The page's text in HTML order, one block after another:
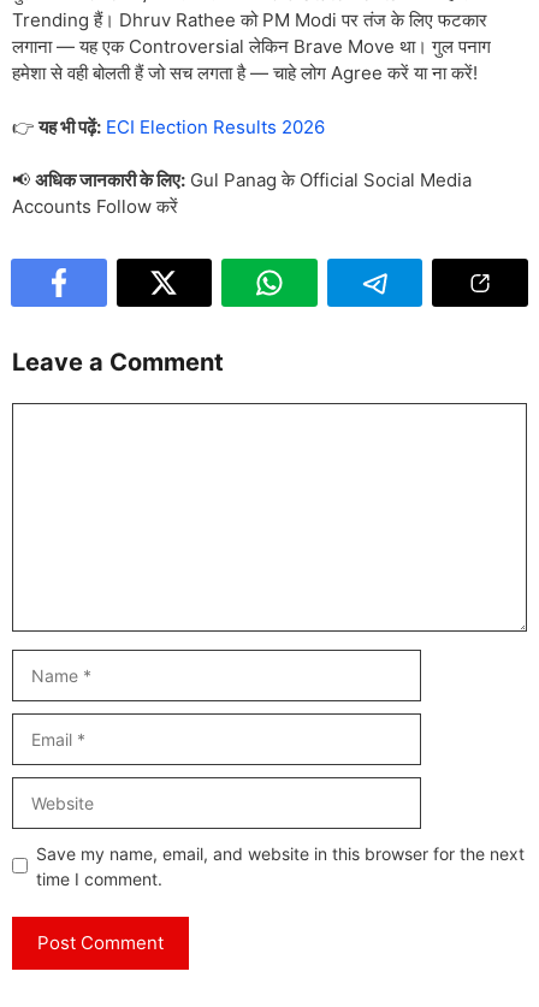
Trending हैं। Dhruv Rathee को PM Modi पर तंज के लिए फटकार
लगाना — यह एक Controversial लेकिन Brave Move था। गुल पनाग
हमेशा से वही बोलती हैं जो सच लगता है — चाहे लोग Agree करें या ना करें!
👉यह भी पढ़ें: ECI Election Results 2026
📢 अधिक जानकारी के लिए: Gul Panag के Official Social Media
Accounts Follow करें
Leave a Comment
Save my name, email, and website in this browser for the next
time I comment.